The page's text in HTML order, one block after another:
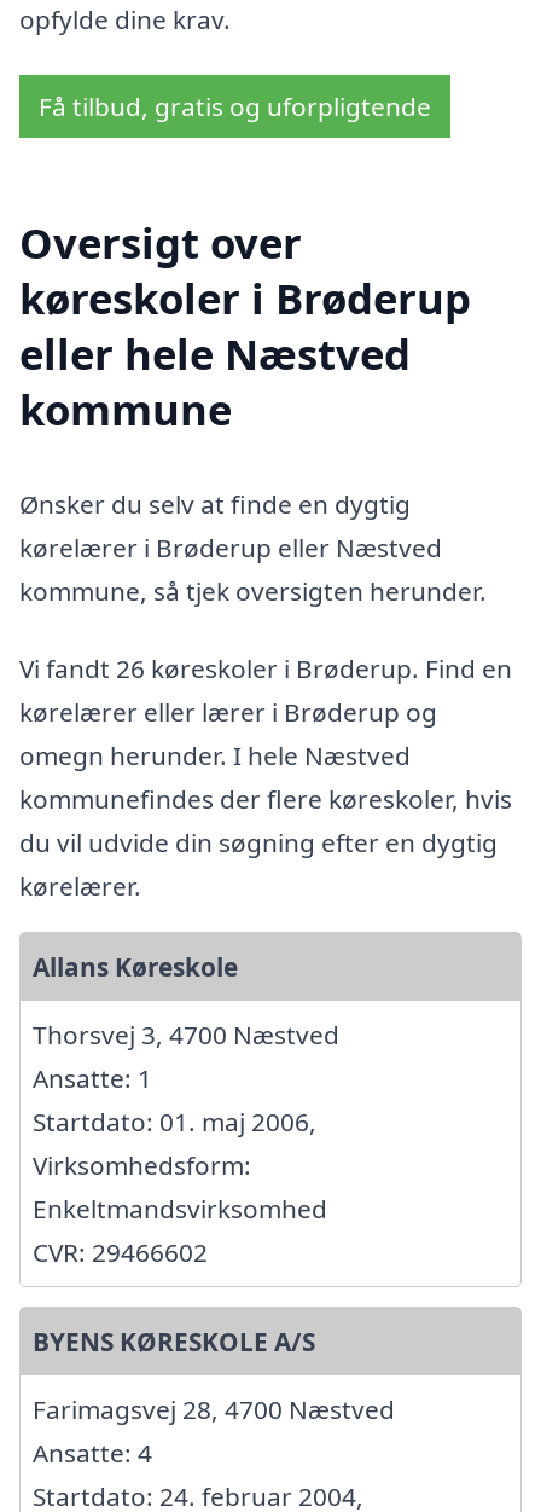
opfylde dine krav.
Få tilbud, gratis og uforpligtende
Oversigt over
køreskoler i Brøderup
eller hele Næstved
kommune
Ønsker du selv at finde en dygtig
kørelærer i Brøderup eller Næstved
kommune, så tjek oversigten herunder.
Vi fandt 26 køreskoler i Brøderup. Find en
kørelærer eller lærer i Brøderup og
omegn herunder. I hele Næstved
kommunefindes der flere køreskoler, hvis
du vil udvide din søgning efter en dygtig
kørelærer.
Allans Køreskole
Thorsvej 3, 4700 Næstved
Ansatte: 1
Startdato: 01. maj 2006,
Virksomhedsform:
Enkeltmandsvirksomhed
CVR: 29466602
BYENS KØRESKOLE A/S
Farimagsvej 28, 4700 Næstved
Ansatte: 4
Startdato: 24. februar 2004,